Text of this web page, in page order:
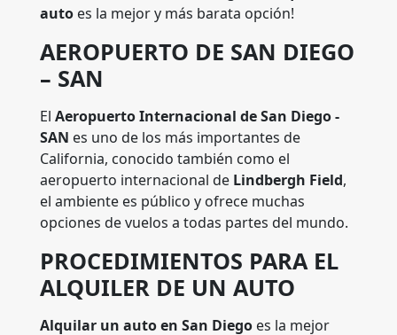
auto es la mejor y más barata opción!
AEROPUERTO DE SAN DIEGO
– SAN
El Aeropuerto Internacional de San Diego -
SAN es uno de los más importantes de
California, conocido también como el
aeropuerto internacional de Lindbergh Field,
el ambiente es público y ofrece muchas
opciones de vuelos a todas partes del mundo.
PROCEDIMIENTOS PARA EL
ALQUILER DE UN AUTO
Alquilar un auto en San Diego es la mejor